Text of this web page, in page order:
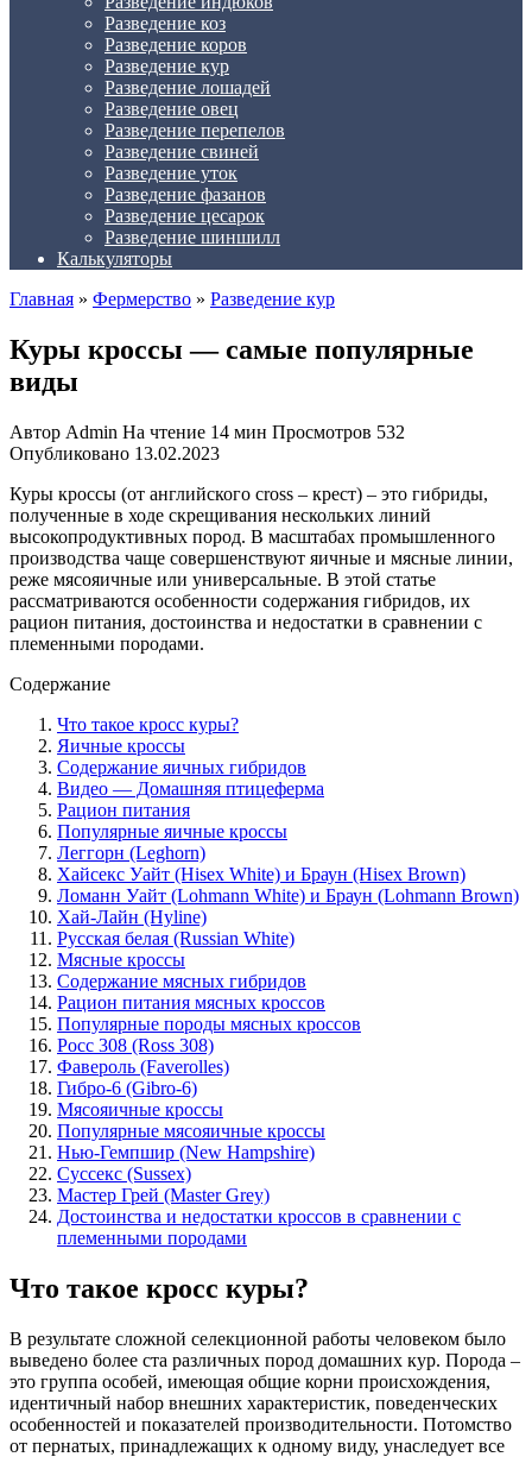
Разведение коз
Разведение коров
Разведение кур
Разведение лошадей
Разведение овец
Разведение перепелов
Разведение свиней
Разведение уток
Разведение фазанов
Разведение цесарок
Разведение шиншилл
Калькуляторы
Главная » Фермерство » Разведение кур
Куры кроссы — самые популярные
виды
Автор Admin На чтение 14 мин Просмотров 532
Опубликовано 13.02.2023
Куры кроссы (от английского cross – крест) – это гибриды,
полученные в ходе скрещивания нескольких линий
высокопродуктивных пород. В масштабах промышленного
производства чаще совершенствуют яичные и мясные линии,
реже мясояичные или универсальные. В этой статье
рассматриваются особенности содержания гибридов, их
рацион питания, достоинства и недостатки в сравнении с
племенными породами.
Содержание
Что такое кросс куры?
Яичные кроссы
Содержание яичных гибридов
Видео — Домашняя птицеферма
Рацион питания
Популярные яичные кроссы
Леггорн (Leghorn)
Хайсекс Уайт (Hisex White) и Браун (Hisex Brown)
Ломанн Уайт (Lohmann White) и Браун (Lohmann Brown)
Хай-Лайн (Hyline)
Русская белая (Russian White)
Мясные кроссы
Содержание мясных гибридов
Рацион питания мясных кроссов
Популярные породы мясных кроссов
Росс 308 (Ross 308)
Фавероль (Faverolles)
Гибро-6 (Gibro-6)
Мясояичные кроссы
Популярные мясояичные кроссы
Нью-Гемпшир (New Hampshire)
Суссекс (Sussex)
Мастер Грей (Master Grey)
Достоинства и недостатки кроссов в сравнении с
племенными породами
Что такое кросс куры?
В результате сложной селекционной работы человеком было
выведено более ста различных пород домашних кур. Порода –
это группа особей, имеющая общие корни происхождения,
идентичный набор внешних характеристик, поведенческих
особенностей и показателей производительности. Потомство
от пернатых, принадлежащих к одному виду, унаследует все